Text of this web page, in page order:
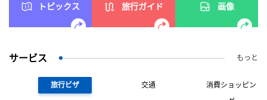
トピックス 旅行ガイド 画像
サービス もっと
旅行ビザ 交通
消費ショッピン